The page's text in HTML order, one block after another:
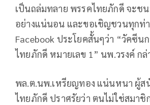
เป็นถล่มทลาย พรรคไทยภักดี จะช
อย่างแน่นอน และขอเชิญชวนทุกท่
Facebook ประโยคสั้นๆว่า “วัคซีน
ไทยภักดี หมายเลข 1” นพ.วรงค์ กล่
พล.ต.นพ.เหรียญทอง แน่นหนา ผู้ส
ไทยภักดี ปราศรัยว่า ตนไม่ใช่สมา